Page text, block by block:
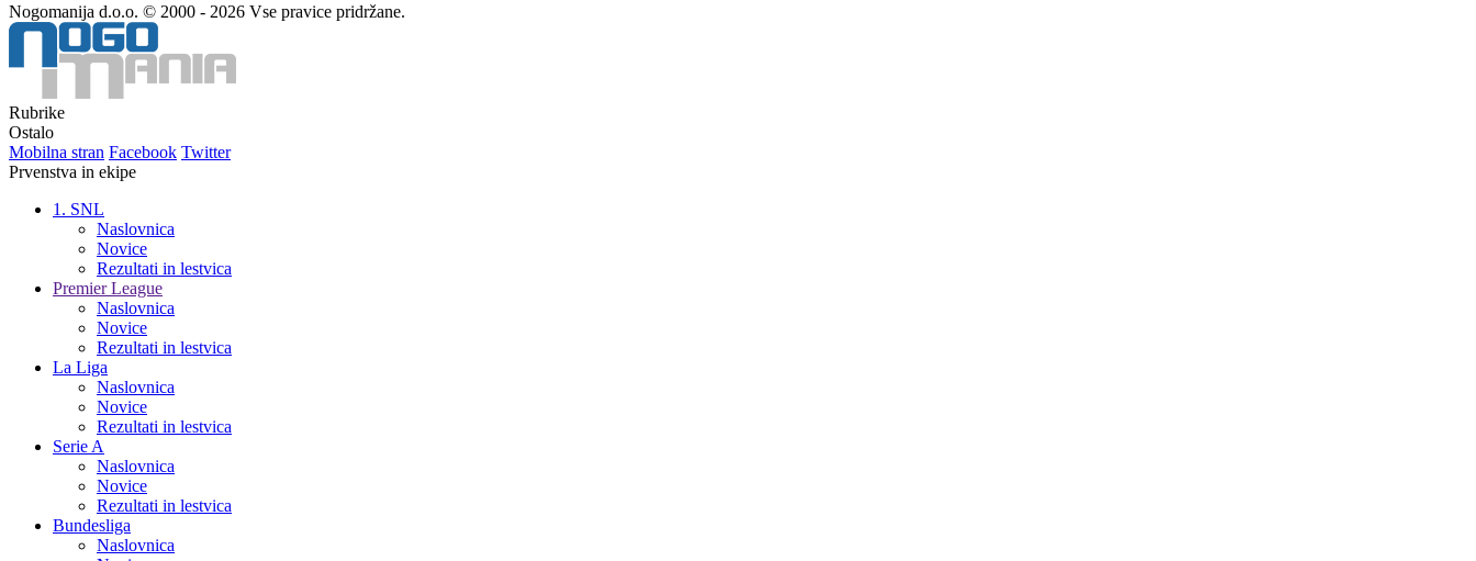
Nogomanija d.o.o. © 2000 - 2026 Vse pravice pridržane.
Rubrike
Ostalo
Mobilna stran Facebook Twitter
Prvenstva in ekipe
1. SNL
Naslovnica
Novice
Rezultati in lestvica
Premier League
Naslovnica
Novice
Rezultati in lestvica
La Liga
Naslovnica
Novice
Rezultati in lestvica
Serie A
Naslovnica
Novice
Rezultati in lestvica
Bundesliga
Naslovnica